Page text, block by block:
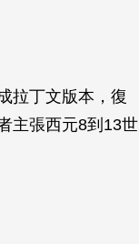
拉丁文版本，復
主張西元8到13世